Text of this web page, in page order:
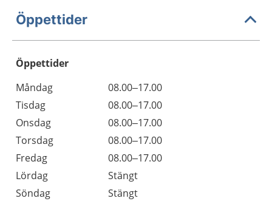
Öppettider
Öppettider
Dag
Öppettider
Kommentarer
Måndag
08.00–17.00
Tisdag
08.00–17.00
Onsdag
08.00–17.00
Torsdag
08.00–17.00
Fredag
08.00–17.00
Lördag
Stängt
Söndag
Stängt